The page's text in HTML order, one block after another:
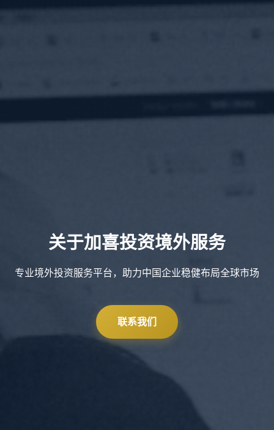
关于加喜投资境外服务
专业境外投资服务平台，助力中国企业稳健布局全球市场
联系我们